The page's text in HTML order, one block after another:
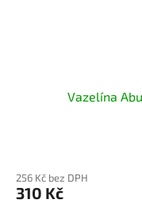
Vazelína
256 Kč bez DPH
310 Kč